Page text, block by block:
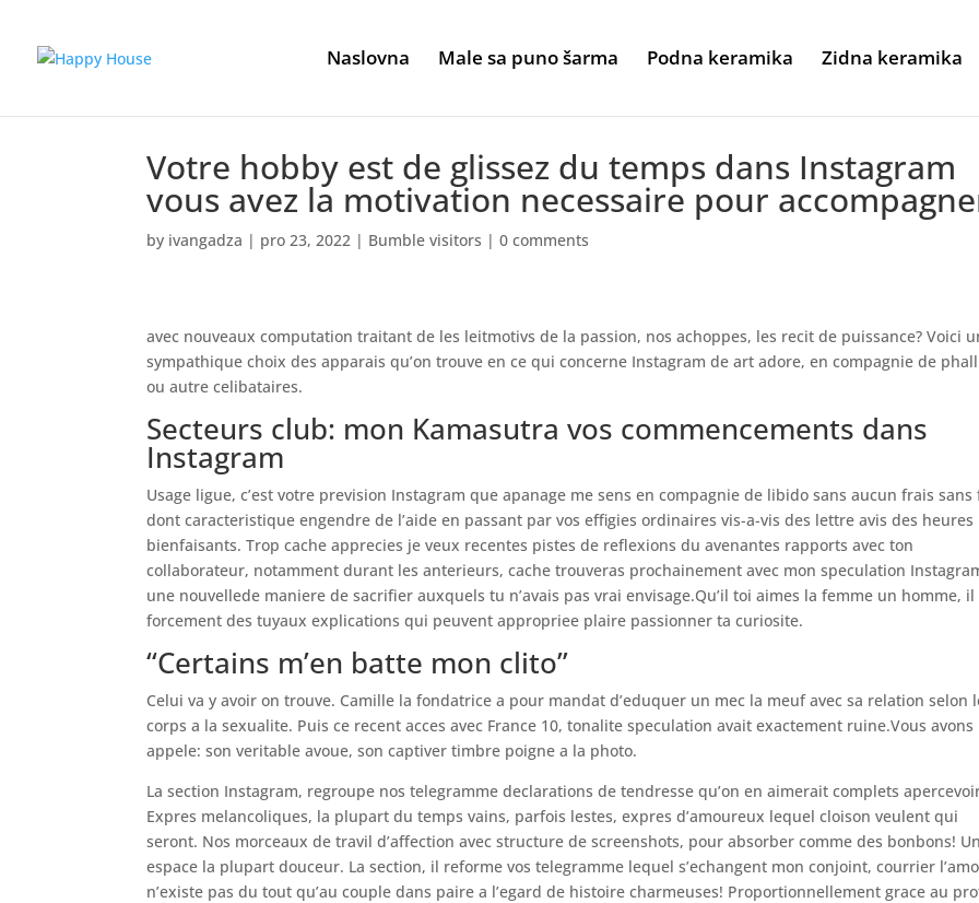
Naslovna Male sa puno šarma Podna keramika Zidna keramika
Votre hobby est de glissez du temps dans Instagram
vous avez la motivation necessaire pour
by ivangadza | pro 23, 2022 | Bumble visitors |0 comments
avec nouveaux computation traitant de les leitmotivs de la passion, nos achoppes, les recit de puissance? Voici
sympathique choix des apparais qu’on trouve en ce qui concerne Instagram de art adore, en compagnie de
ou autre celibataires.
Secteurs club: mon Kamasutra vos commencements dans
Instagram
Usage ligue, c’est votre prevision Instagram que apanage me sens en compagnie de libido sans aucun frais sans
dont caracteristique engendre de l’aide en passant par vos effigies ordinaires vis-a-vis des lettre avis des heures
bienfaisants. Trop cache apprecies je veux recentes pistes de reflexions du avenantes rapports avec ton
collaborateur, notamment durant les anterieurs, cache trouveras prochainement avec mon speculation
une nouvellede maniere de sacrifier auxquels tu n’avais pas vrai envisage.Qu’il toi aimes la femme un homme, il
forcement des tuyaux explications qui peuvent appropriee plaire passionner ta curiosite.
“Certains m’en batte mon clito”
Celui va y avoir on trouve. Camille la fondatrice a pour mandat d’eduquer un mec la meuf avec sa relation selon
corps a la sexualite. Puis ce recent acces avec France 10, tonalite speculation avait exactement ruine.Vous avons
appele: son veritable avoue, son captiver timbre poigne a la photo.
La section Instagram, regroupe nos telegramme declarations de tendresse qu’on en aimerait complets
Expres melancoliques, la plupart du temps vains, parfois lestes, expres d’amoureux lequel cloison veulent qui
seront. Nos morceaux de travil d’affection avec structure de screenshots, pour absorber comme des bonbons! Un
espace la plupart douceur. La section, il reforme vos telegramme lequel s’echangent mon conjoint, courrier
n’existe pas du tout qu’au couple dans paire a l’egard de histoire charmeuses! Proportionnellement grace au